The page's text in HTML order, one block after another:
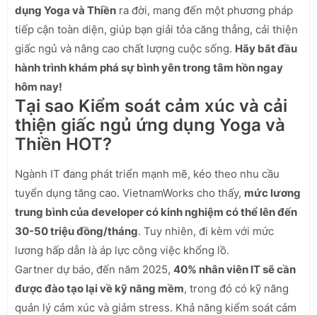
dụng Yoga và Thiền ra đời, mang đến một phương pháp
tiếp cận toàn diện, giúp bạn giải tỏa căng thẳng, cải thiện
giấc ngủ và nâng cao chất lượng cuộc sống. Hãy bắt đầu
hành trình khám phá sự bình yên trong tâm hồn ngay
hôm nay!
Tại sao Kiểm soát cảm xúc và cải
thiện giấc ngủ ứng dụng Yoga và
Thiền HOT?
Ngành IT đang phát triển mạnh mẽ, kéo theo nhu cầu
tuyển dụng tăng cao. VietnamWorks cho thấy, mức lương
trung bình của developer có kinh nghiệm có thể lên đến
30-50 triệu đồng/tháng. Tuy nhiên, đi kèm với mức
lương hấp dẫn là áp lực công việc khổng lồ.
Gartner dự báo, đến năm 2025, 40% nhân viên IT sẽ cần
được đào tạo lại về kỹ năng mềm, trong đó có kỹ năng
quản lý cảm xúc và giảm stress. Khả năng kiểm soát cảm